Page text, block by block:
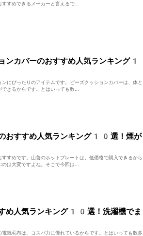
すめできるメーカーと言えるで...
ンカバーのおすすめ人気ランキング1
にぴったりのアイテムです。ビーズクッションカバーは、体と
きるからです。とはいっても数...
おすすめ人気ランキング10選！煙が
すめです。山善のホットプレートは、低価格で購入できるから
は大変ですよね。そこで今回は...
め人気ランキング10選！洗濯機でま
気毛布は、コスパ力に優れているからです。とはいっても数多